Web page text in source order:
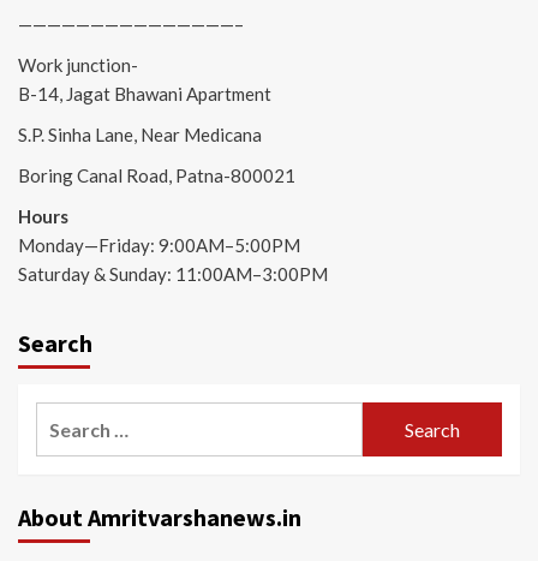
———————————————–
Work junction-
B-14, Jagat Bhawani Apartment
S.P. Sinha Lane, Near Medicana
Boring Canal Road, Patna-800021
Hours
Monday—Friday: 9:00AM–5:00PM
Saturday & Sunday: 11:00AM–3:00PM
Search
About Amritvarshanews.in